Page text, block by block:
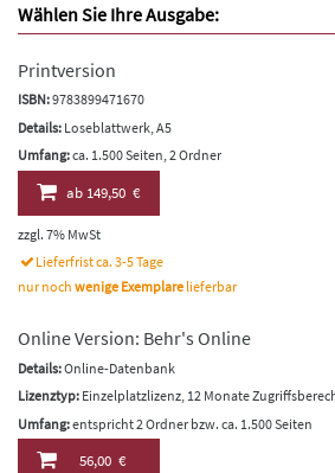
Wählen Sie Ihre Ausgabe:
Printversion
ISBN:9783899471670
Details: Loseblattwerk, A5
Umfang:ca. 1.500 Seiten, 2 Ordner
ab149,50 €
zzgl. 7% MwSt
Lieferfrist ca. 3-5 Tage
nur noch wenige Exemplare lieferbar
Online Version: Behr's Online
Details:Online-Datenbank
Lizenztyp: Einzelplatzlizenz, 12 Monate
Umfang:entspricht 2 Ordner bzw. ca. 1.500 Seiten
56,00 €